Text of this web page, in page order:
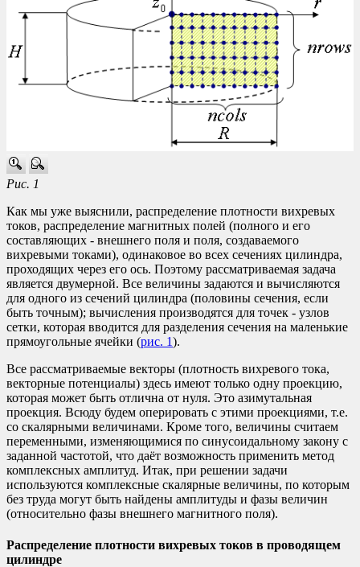
Рис. 1
Как мы уже выяснили, распределение плотности вихревых
токов, распределение магнитных полей (полного и его
составляющих - внешнего поля и поля, создаваемого
вихревыми токами), одинаковое во всех сечениях цилиндра,
проходящих через его ось. Поэтому рассматриваемая задача
является двумерной. Все величины задаются и вычисляются
для одного из сечений цилиндра (половины сечения, если
быть точным); вычисления производятся для точек - узлов
сетки, которая вводится для разделения сечения на маленькие
прямоугольные ячейки (рис. 1).
Все рассматриваемые векторы (плотность вихревого тока,
векторные потенциалы) здесь имеют только одну проекцию,
которая может быть отлична от нуля. Это азимутальная
проекция. Всюду будем оперировать с этими проекциями, т.е.
со скалярными величинами. Кроме того, величины считаем
переменными, изменяющимися по синусоидальному закону с
заданной частотой, что даёт возможность применить метод
комплексных амплитуд. Итак, при решении задачи
используются комплексные скалярные величины, по которым
без труда могут быть найдены амплитуды и фазы величин
(относительно фазы внешнего магнитного поля).
Распределение плотности вихревых токов в проводящем
цилиндре